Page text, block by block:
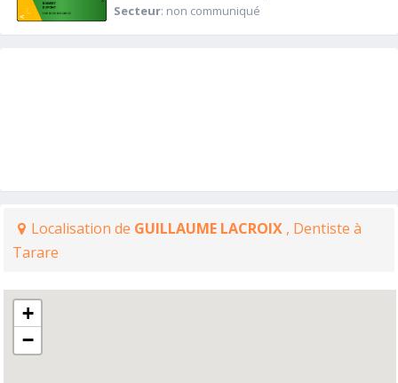
Secteur: non communiqué
Localisation de GUILLAUME LACROIX , Dentiste à
Tarare
+
−